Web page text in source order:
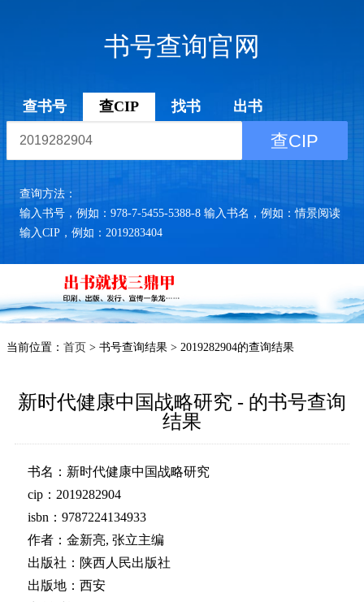
书号查询官网
查书号 查CIP 找书 出书
查CIP
查询方法：
输入书号，例如：978-7-5455-5388-8 输入书名，例如：情景阅读
输入CIP，例如：2019283404
当前位置： 首页 > 书号查询结果 > 2019282904的查询结果
新时代健康中国战略研究 - 的书号查询
结果
书名：新时代健康中国战略研究
cip：2019282904
isbn：9787224134933
作者：金新亮, 张立主编
出版社：陕西人民出版社
出版地：西安